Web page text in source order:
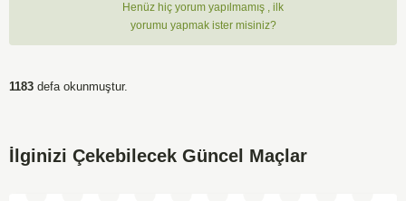
Henüz hiç yorum yapılmamış , ilk
yorumu yapmak ister misiniz?
1183 defa okunmuştur.
İlginizi Çekebilecek Güncel Maçlar